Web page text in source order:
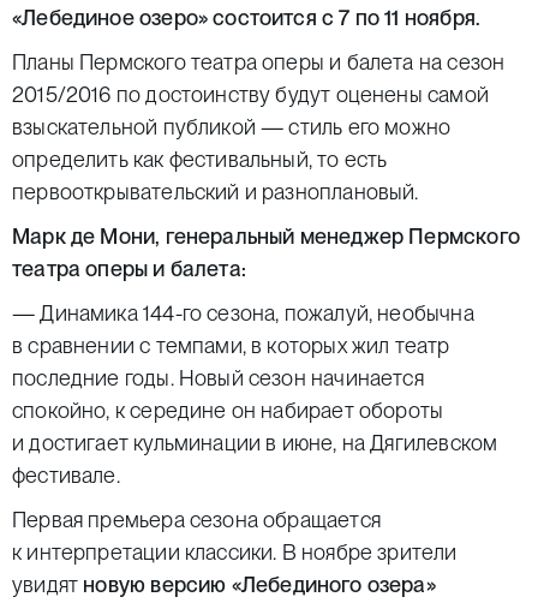
«Лебединое озеро» состоится с 7 по 11 ноября.
Планы Пермского театра оперы и балета на сезон
2015/2016 по достоинству будут оценены самой
взыскательной публикой — стиль его можно
определить как фестивальный, то есть
первооткрывательский и разноплановый.
Марк де Мони, генеральный менеджер Пермского
театра оперы и балета:
— Динамика 144-го сезона, пожалуй, необычна
в сравнении с темпами, в которых жил театр
последние годы. Новый сезон начинается
спокойно, к середине он набирает обороты
и достигает кульминации в июне, на Дягилевском
фестивале.
Первая премьера сезона обращается
к интерпретации классики. В ноябре зрители
увидят новую версию «Лебединого озера»